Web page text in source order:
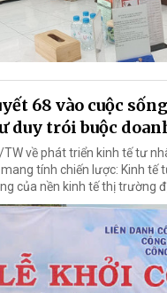
68 vào cuộc
duy trói buộc
TW về phát triển kinh tế tư
tính chiến lược: Kinh tế
của nền kinh tế thị trường